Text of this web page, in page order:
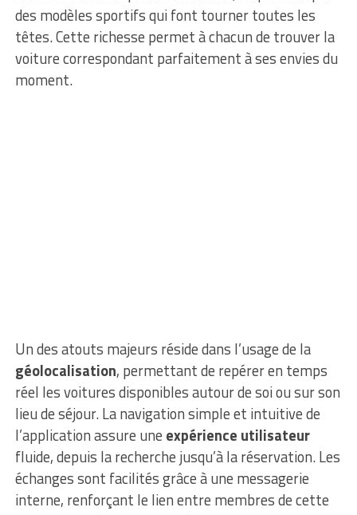
des modèles sportifs qui font tourner toutes les
têtes. Cette richesse permet à chacun de trouver la
voiture correspondant parfaitement à ses envies du
moment.
Un des atouts majeurs réside dans l’usage de la
géolocalisation, permettant de repérer en temps
réel les voitures disponibles autour de soi ou sur son
lieu de séjour. La navigation simple et intuitive de
l’application assure une expérience utilisateur
fluide, depuis la recherche jusqu’à la réservation. Les
échanges sont facilités grâce à une messagerie
interne, renforçant le lien entre membres de cette